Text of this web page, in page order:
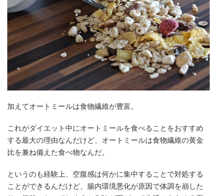
加えてオートミールは食物繊維が豊富。
これがダイエット中にオートミールを食べることをおすすめ
する最大の理由なんだけど、オートミールは食物繊維の黄金
比を兼ね備えた食べ物なんだ。
というのも経験上、空腹感は何かに集中することで対処する
ことができるんだけど、腸内環境悪化が原因で体調を崩した